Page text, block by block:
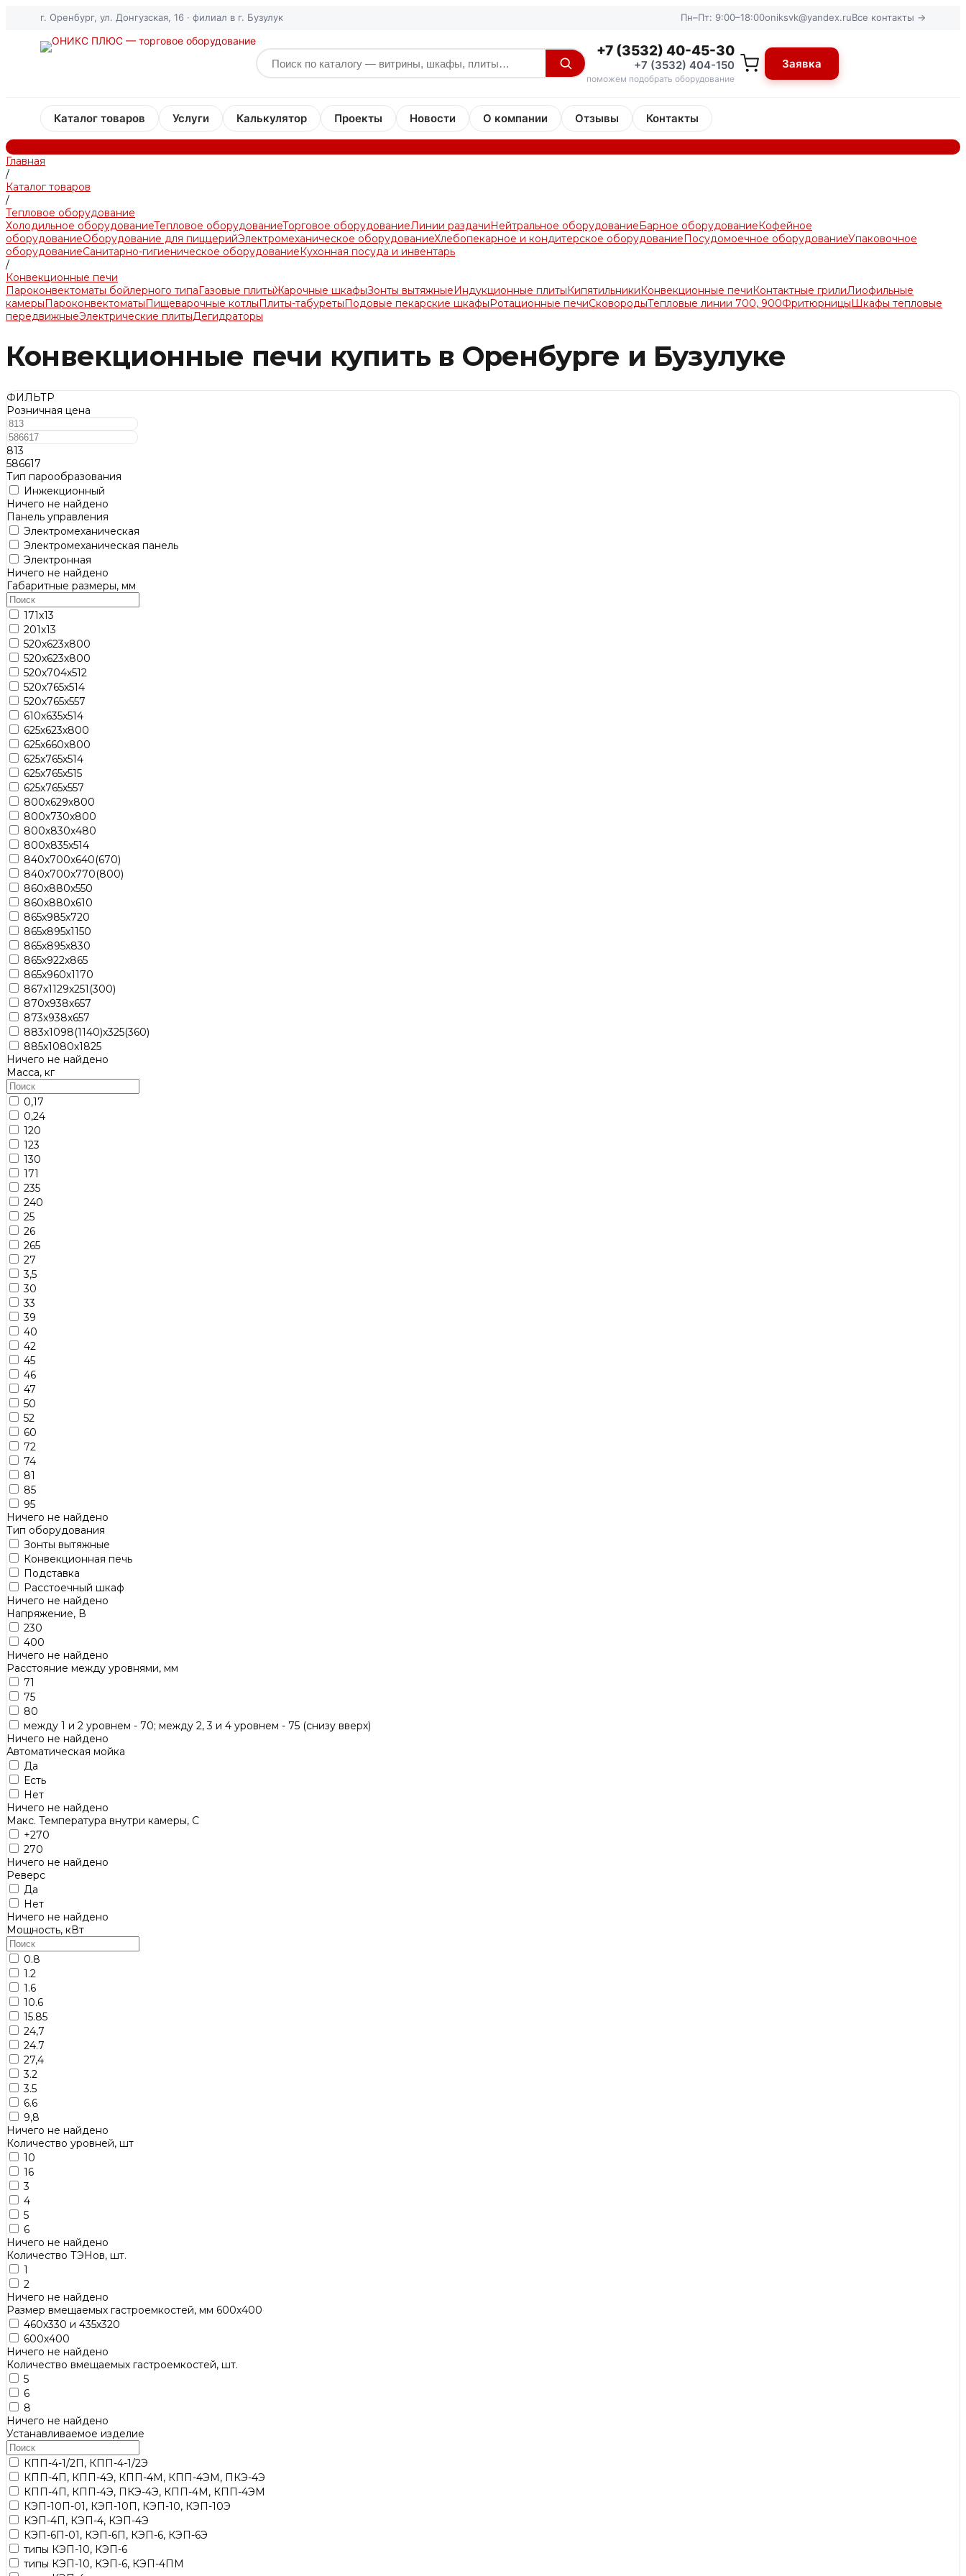
г. Оренбург, ул. Донгузская, 16 · филиал в г. Бузулук Пн–Пт: 9:00–18:00oniksvk@yandex.ruВсе контакты →
+7 (3532) 40-45-30
+7 (3532) 404-150
поможем подобрать оборудование
Заявка
Каталог товаров Услуги Калькулятор Проекты Новости О компании Отзывы Контакты
Главная
/
Каталог товаров
/
Тепловое оборудование
Холодильное оборудованиеТепловое оборудованиеТорговое оборудованиеЛинии раздачиНейтральное оборудованиеБарное оборудованиеКофейное
оборудованиеОборудование для пиццерийЭлектромеханическое оборудованиеХлебопекарное и кондитерское оборудованиеПосудомоечное оборудованиеУпаковочное
оборудованиеСанитарно-гигиеническое оборудованиеКухонная посуда и инвентарь
/
Конвекционные печи
Пароконвектоматы бойлерного типаГазовые плитыЖарочные шкафыЗонты вытяжныеИндукционные плитыКипятильникиКонвекционные печиКонтактные грилиЛиофильные
камерыПароконвектоматыПищеварочные котлыПлиты-табуретыПодовые пекарские шкафыРотационные печиСковородыТепловые линии 700, 900ФритюрницыШкафы тепловые
передвижныеЭлектрические плитыДегидраторы
Конвекционные печи купить в Оренбурге и Бузулуке
ФИЛЬТР
Розничная цена
813
586617
Тип парообразования
Инжекционный
Ничего не найдено
Панель управления
Электромеханическая
Электромеханическая панель
Электронная
Ничего не найдено
Габаритные размеры, мм
171x13
201x13
520х623x800
520х623х800
520х704х512
520х765х514
520х765х557
610х635х514
625х623х800
625х660х800
625х765х514
625х765х515
625х765х557
800х629х800
800х730х800
800х830х480
800х835х514
840х700х640(670)
840х700х770(800)
860х880х550
860х880х610
865x985x720
865х895х1150
865х895х830
865х922х865
865х960х1170
867х1129х251(300)
870х938х657
873х938х657
883х1098(1140)х325(360)
885х1080х1825
Ничего не найдено
Масса, кг
0,17
0,24
120
123
130
171
235
240
25
26
265
27
3,5
30
33
39
40
42
45
46
47
50
52
60
72
74
81
85
95
Ничего не найдено
Тип оборудования
Зонты вытяжные
Конвекционная печь
Подставка
Расстоечный шкаф
Ничего не найдено
Напряжение, В
230
400
Ничего не найдено
Расстояние между уровнями, мм
71
75
80
между 1 и 2 уровнем - 70; между 2, 3 и 4 уровнем - 75 (снизу вверх)
Ничего не найдено
Автоматическая мойка
Да
Есть
Нет
Ничего не найдено
Макс. Температура внутри камеры, С
+270
270
Ничего не найдено
Реверс
Да
Нет
Ничего не найдено
Мощность, кВт
0.8
1.2
1.6
10.6
15.85
24,7
24.7
27,4
3.2
3.5
6.6
9,8
Ничего не найдено
Количество уровней, шт
10
16
3
4
5
6
Ничего не найдено
Количество ТЭНов, шт.
1
2
Ничего не найдено
Размер вмещаемых гастроемкостей, мм 600х400
460х330 и 435х320
600х400
Ничего не найдено
Количество вмещаемых гастроемкостей, шт.
5
6
8
Ничего не найдено
Устанавливаемое изделие
КПП-4-1/2П, КПП-4-1/2Э
КПП-4П, КПП-4Э, КПП-4М, КПП-4ЭМ, ПКЭ-4Э
КПП-4П, КПП-4Э, ПКЭ-4Э, КПП-4М, КПП-4ЭМ
КЭП-10П-01, КЭП-10П, КЭП-10, КЭП-10Э
КЭП-4П, КЭП-4, КЭП-4Э
КЭП-6П-01, КЭП-6П, КЭП-6, КЭП-6Э
типы КЭП-10, КЭП-6
типы КЭП-10, КЭП-6, КЭП-4ПМ